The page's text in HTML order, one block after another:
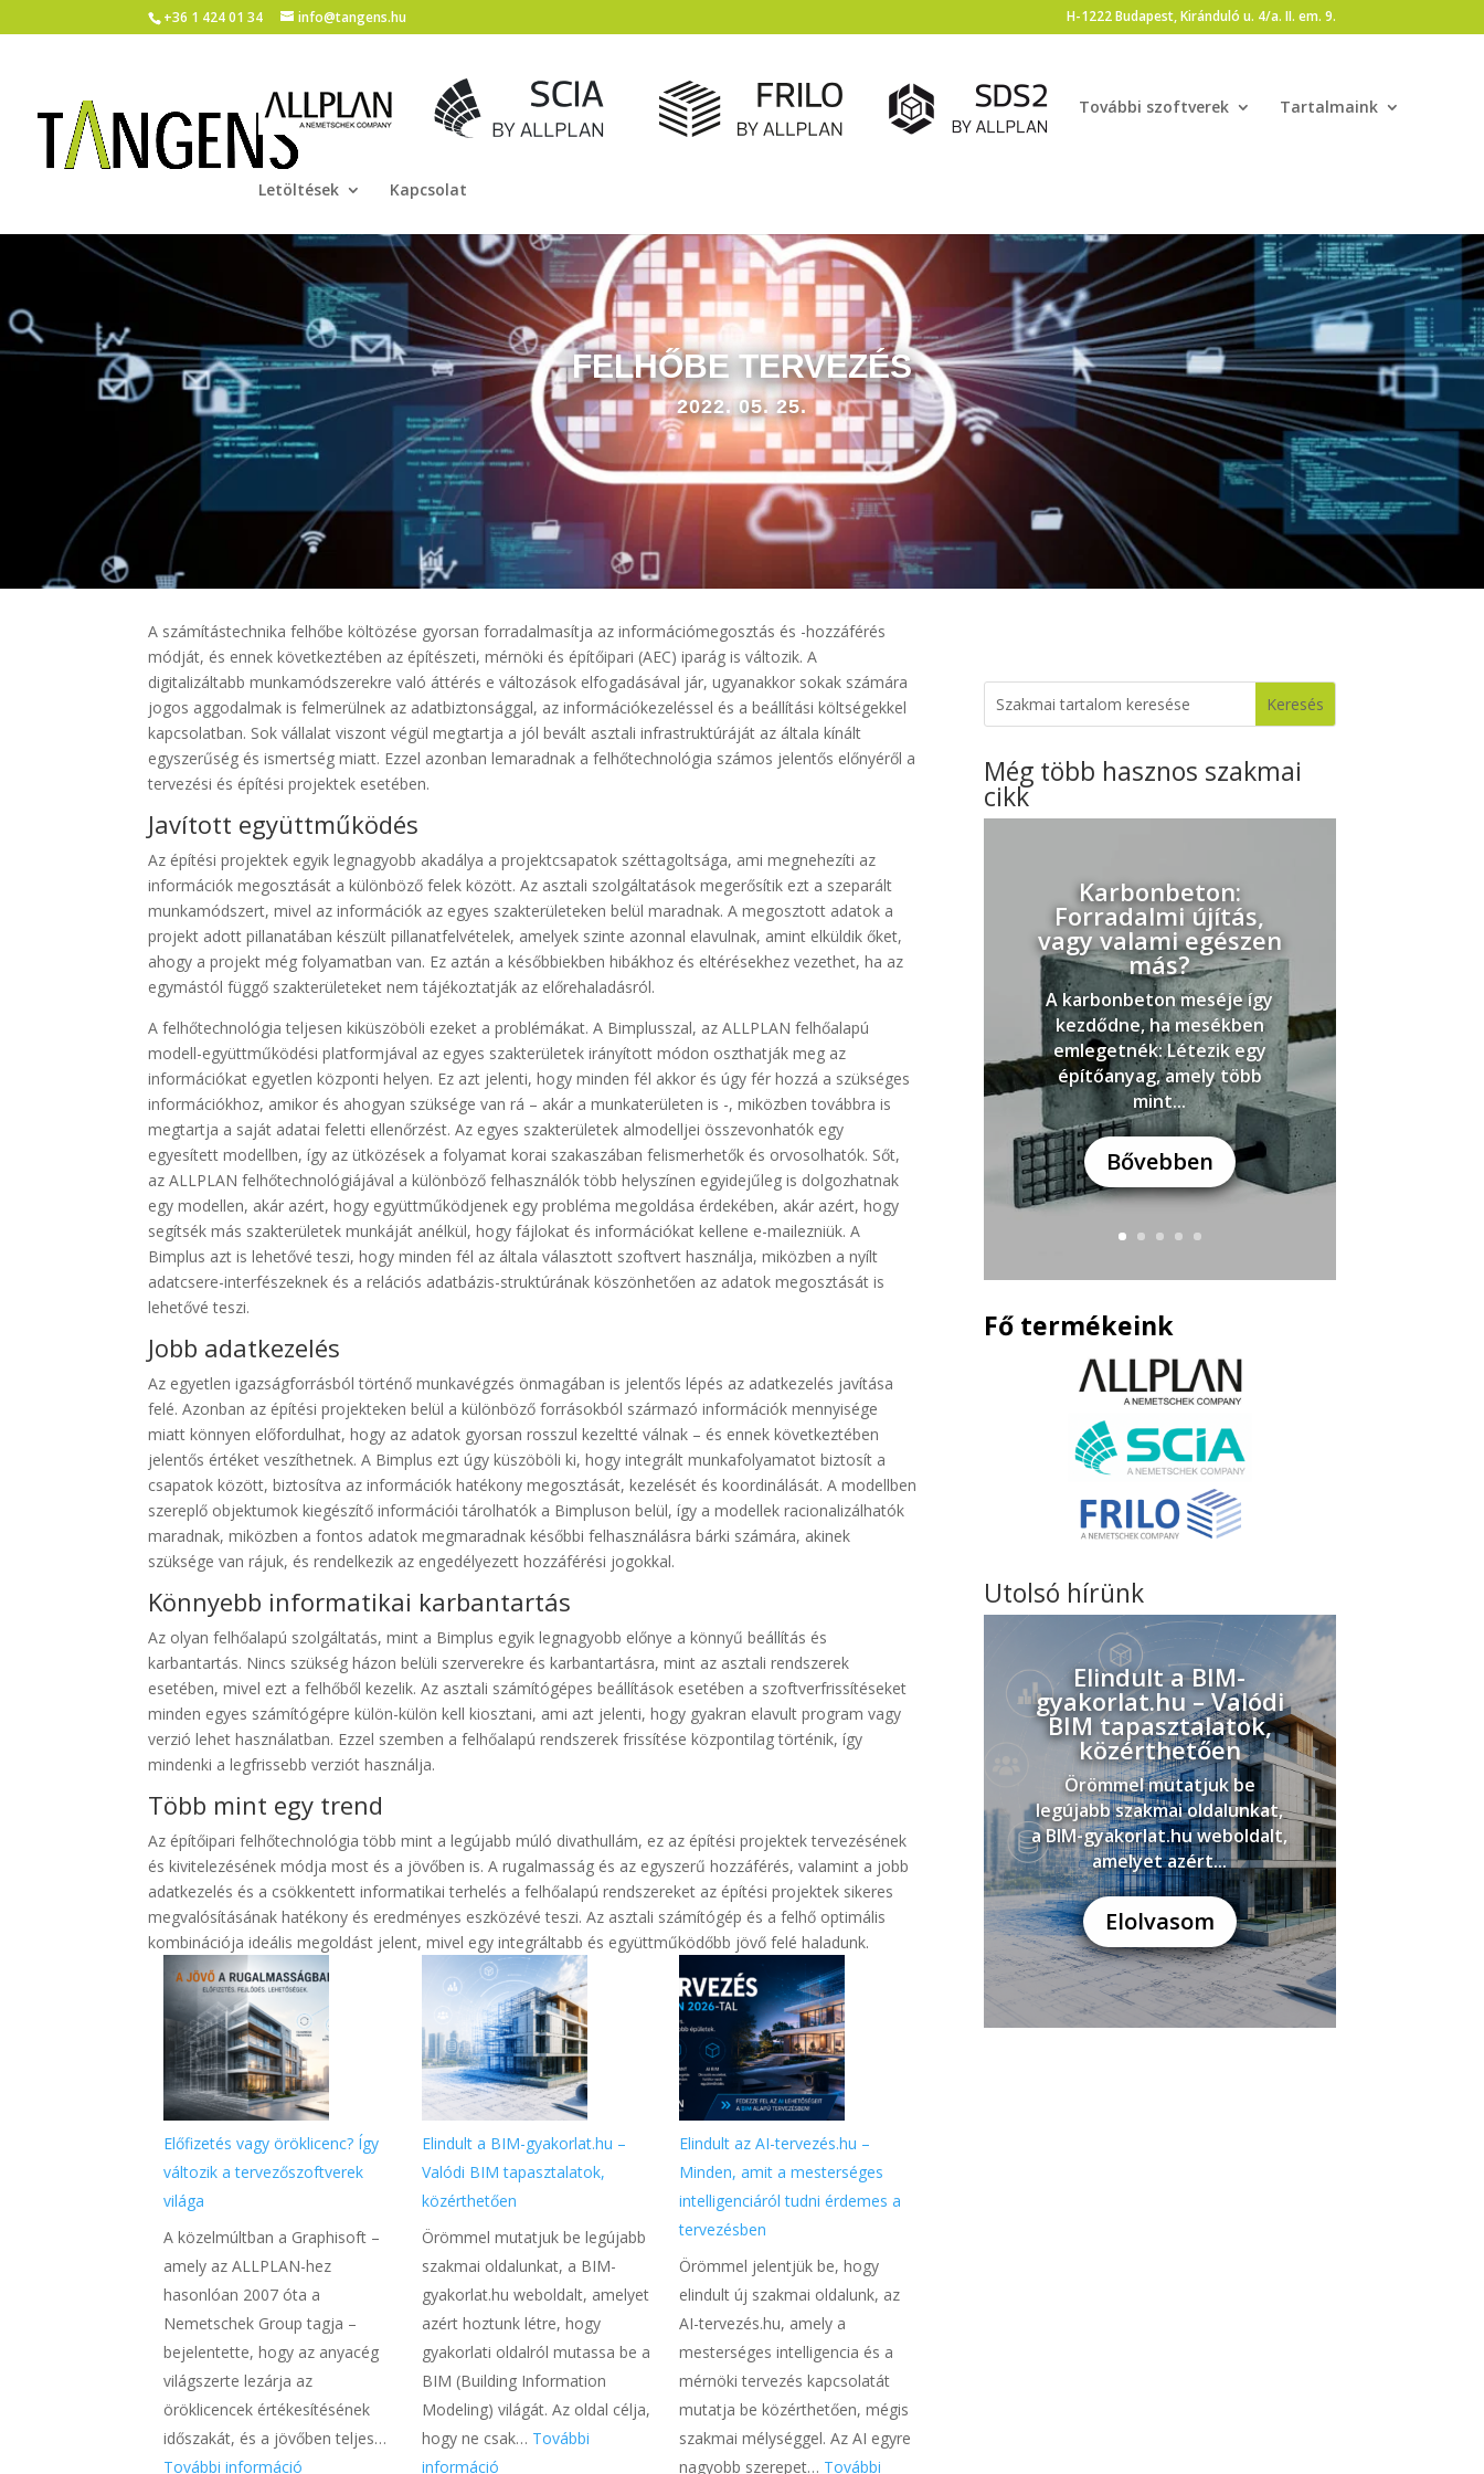
+36 1 424 01 34 info@tangens.hu H-1222 Budapest, Kiránduló u. 4/a. II. em. 9.
További szoftverek Tartalmaink
Letöltések Kapcsolat
FELHŐBE TERVEZÉS
2022. 05. 25.
A számítástechnika felhőbe költözése gyorsan forradalmasítja az információmegosztás és -hozzáférés
módját, és ennek következtében az építészeti, mérnöki és építőipari (AEC) iparág is változik. A
digitalizáltabb munkamódszerekre való áttérés e változások elfogadásával jár, ugyanakkor sokak számára
jogos aggodalmak is felmerülnek az adatbiztonsággal, az információkezeléssel és a beállítási költségekkel
kapcsolatban. Sok vállalat viszont végül megtartja a jól bevált asztali infrastruktúráját az általa kínált
egyszerűség és ismertség miatt. Ezzel azonban lemaradnak a felhőtechnológia számos jelentős előnyéről a
tervezési és építési projektek esetében.
Javított együttműködés
Az építési projektek egyik legnagyobb akadálya a projektcsapatok széttagoltsága, ami megnehezíti az
információk megosztását a különböző felek között. Az asztali szolgáltatások megerősítik ezt a szeparált
munkamódszert, mivel az információk az egyes szakterületeken belül maradnak. A megosztott adatok a
projekt adott pillanatában készült pillanatfelvételek, amelyek szinte azonnal elavulnak, amint elküldik őket,
ahogy a projekt még folyamatban van. Ez aztán a későbbiekben hibákhoz és eltérésekhez vezethet, ha az
egymástól függő szakterületeket nem tájékoztatják az előrehaladásról.
A felhőtechnológia teljesen kiküszöböli ezeket a problémákat. A Bimplusszal, az ALLPLAN felhőalapú
modell-együttműködési platformjával az egyes szakterületek irányított módon oszthatják meg az
információkat egyetlen központi helyen. Ez azt jelenti, hogy minden fél akkor és úgy fér hozzá a szükséges
információkhoz, amikor és ahogyan szüksége van rá – akár a munkaterületen is -, miközben továbbra is
megtartja a saját adatai feletti ellenőrzést. Az egyes szakterületek almodelljei összevonhatók egy
egyesített modellben, így az ütközések a folyamat korai szakaszában felismerhetők és orvosolhatók. Sőt,
az ALLPLAN felhőtechnológiájával a különböző felhasználók több helyszínen egyidejűleg is dolgozhatnak
egy modellen, akár azért, hogy együttműködjenek egy probléma megoldása érdekében, akár azért, hogy
segítsék más szakterületek munkáját anélkül, hogy fájlokat és információkat kellene e-mailezniük. A
Bimplus azt is lehetővé teszi, hogy minden fél az általa választott szoftvert használja, miközben a nyílt
adatcsere-interfészeknek és a relációs adatbázis-struktúrának köszönhetően az adatok megosztását is
lehetővé teszi.
Jobb adatkezelés
Az egyetlen igazságforrásból történő munkavégzés önmagában is jelentős lépés az adatkezelés javítása
felé. Azonban az építési projekteken belül a különböző forrásokból származó információk mennyisége
miatt könnyen előfordulhat, hogy az adatok gyorsan rosszul kezeltté válnak – és ennek következtében
jelentős értéket veszíthetnek. A Bimplus ezt úgy küszöböli ki, hogy integrált munkafolyamatot biztosít a
csapatok között, biztosítva az információk hatékony megosztását, kezelését és koordinálását. A modellben
szereplő objektumok kiegészítő információi tárolhatók a Bimpluson belül, így a modellek racionalizálhatók
maradnak, miközben a fontos adatok megmaradnak későbbi felhasználásra bárki számára, akinek
szüksége van rájuk, és rendelkezik az engedélyezett hozzáférési jogokkal.
Könnyebb informatikai karbantartás
Az olyan felhőalapú szolgáltatás, mint a Bimplus egyik legnagyobb előnye a könnyű beállítás és
karbantartás. Nincs szükség házon belüli szerverekre és karbantartásra, mint az asztali rendszerek
esetében, mivel ezt a felhőből kezelik. Az asztali számítógépes beállítások esetében a szoftverfrissítéseket
minden egyes számítógépre külön-külön kell kiosztani, ami azt jelenti, hogy gyakran elavult program vagy
verzió lehet használatban. Ezzel szemben a felhőalapú rendszerek frissítése központilag történik, így
mindenki a legfrissebb verziót használja.
Több mint egy trend
Az építőipari felhőtechnológia több mint a legújabb múló divathullám, ez az építési projektek tervezésének
és kivitelezésének módja most és a jövőben is. A rugalmasság és az egyszerű hozzáférés, valamint a jobb
adatkezelés és a csökkentett informatikai terhelés a felhőalapú rendszereket az építési projektek sikeres
megvalósításának hatékony és eredményes eszközévé teszi. Az asztali számítógép és a felhő optimális
kombinációja ideális megoldást jelent, mivel egy integráltabb és együttműködőbb jövő felé haladunk.
Előfizetés vagy öröklicenc? Így
változik a tervezőszoftverek
világa
A közelmúltban a Graphisoft –
amely az ALLPLAN-hez
hasonlóan 2007 óta a
Nemetschek Group tagja –
bejelentette, hogy az anyacég
világszerte lezárja az
öröklicencek értékesítésének
időszakát, és a jövőben teljes…
További információ
Elindult a BIM-gyakorlat.hu –
Valódi BIM tapasztalatok,
közérthetően
Örömmel mutatjuk be legújabb
szakmai oldalunkat, a BIM-
gyakorlat.hu weboldalt, amelyet
azért hoztunk létre, hogy
gyakorlati oldalról mutassa be a
BIM (Building Information
Modeling) világát. Az oldal célja,
hogy ne csak… További
információ:
Elindult az AI-tervezés.hu –
Minden, amit a mesterséges
intelligenciáról tudni érdemes a
tervezésben
Örömmel jelentjük be, hogy
elindult új szakmai oldalunk, az
AI-tervezés.hu, amely a
mesterséges intelligencia és a
mérnöki tervezés kapcsolatát
mutatja be közérthetően, mégis
szakmai mélységgel. Az AI egyre
nagyobb szerepet… További
Még több hasznos szakmai
cikk
Karbonbeton:
Forradalmi újítás,
vagy valami egészen
más?
A karbonbeton meséje így
kezdődne, ha mesékben
emlegetnék: Létezik egy
építőanyag, amely több
mint...
Bővebben
Fő termékeink
Utolsó hírünk
Elindult a BIM-
gyakorlat.hu – Valódi
BIM tapasztalatok,
közérthetően
Örömmel mutatjuk be
legújabb szakmai oldalunkat,
a BIM-gyakorlat.hu weboldalt,
amelyet azért...
Elolvasom